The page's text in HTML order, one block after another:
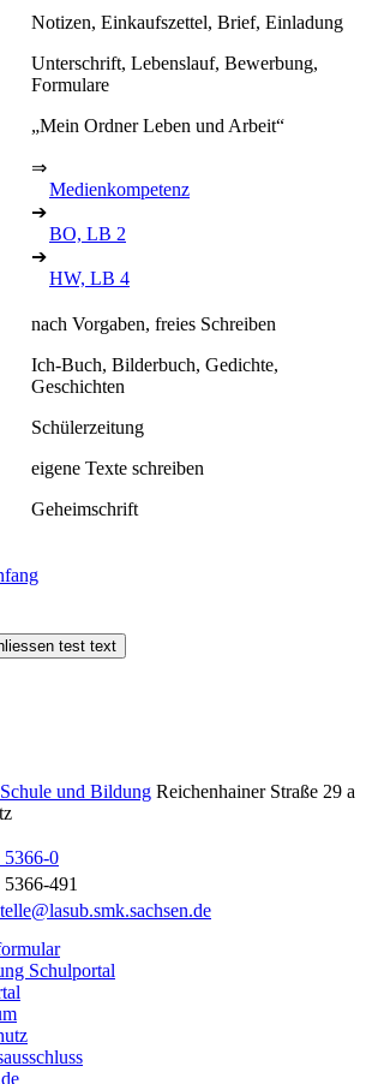
Notizen, Einkaufszettel, Brief, Einladung
Unterschrift, Lebenslauf, Bewerbung,
Formulare
„Mein Ordner Leben und Arbeit“
⇒
Medienkompetenz
➔
BO, LB 2
➔
HW, LB 4
nach Vorgaben, freies Schreiben
Ich-Buch, Bilderbuch, Gedichte,
Geschichten
Schülerzeitung
eigene Texte schreiben
Geheimschrift
test text
und Bildung Reichenhainer Straße 29 a
5366-0
491
Schulportal